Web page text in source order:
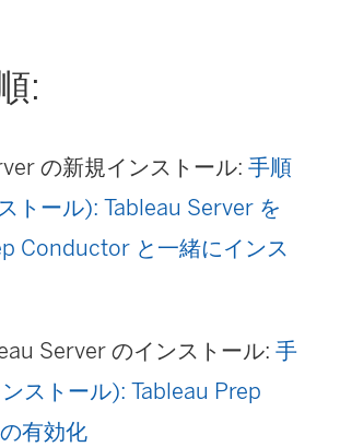
:
の新規インストール: 手順
トール): Tableau Server を
Conductor と一緒にインス
Server のインストール: 手
ストール): Tableau Prep
有効化